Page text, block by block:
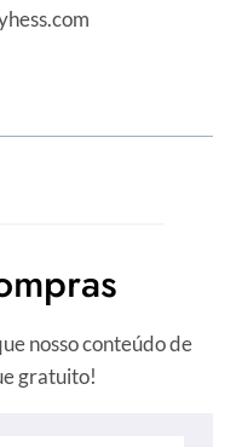
nosso conteúdo de
gratuito!